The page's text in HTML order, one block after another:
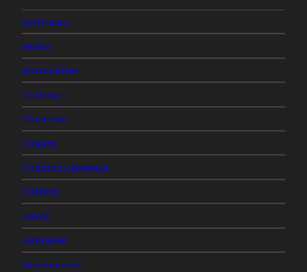
Activismo
Audio
Borrachitos
Chilango
Chistosos
Comics
Cuentos y poemas
Cultura
David
Debrayes
Diccionarios